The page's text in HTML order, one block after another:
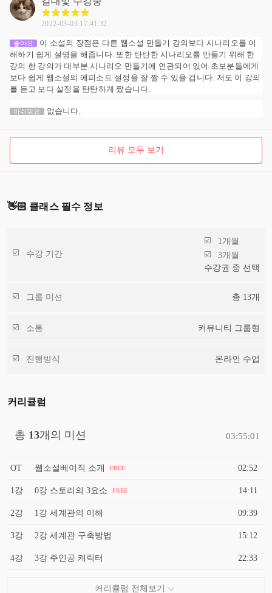
2022-03-03 17:41:32
좋아요
이 소설의 장점은 다른 웹소설 만들기 강의보다 시나리오를 이
해하기 쉽게 설명을 해줍니다. 또한 탄탄한 시나리오를 만들기 위해 한
강의 한 강의가 대부분 시나리오 만들기에 연관되어 있어 초보분들에게
보다 쉽게 웹소설의 에피소드 설정을 잘 짤 수 있을 겁니다. 저도 이 강의
를 듣고 보다 설정을 탄탄하게 짰습니다.
아쉬워요 없습니다.
리뷰 모두 보기
👋🏻 클래스 필수 정보
수강 기간
1개월
3개월
수강권 중 선택
그룹 미션 총 13개
소통 커뮤니티 그룹형
진행방식 온라인 수업
커리큘럼
총 13개의 미션 03:55:01
OT 웹소설베이직 소개 FREE 02:52
1강 0강 스토리의 3요소 FREE 14:11
2강 1강 세계관의 이해 09:39
3강 2강 세계관 구축방법 15:12
4강 3강 주인공 캐릭터 22:33